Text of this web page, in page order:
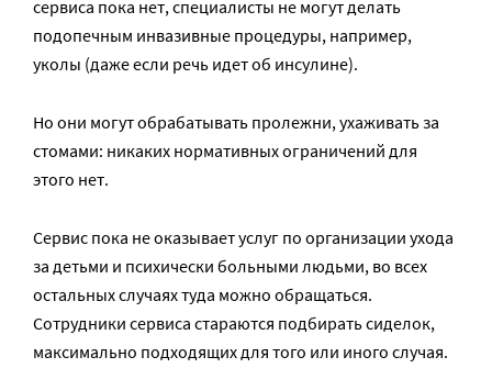
сервиса пока нет, специалисты не могут делать
подопечным инвазивные процедуры, например,
уколы (даже если речь идет об инсулине).
Но они могут обрабатывать пролежни, ухаживать за
стомами: никаких нормативных ограничений для
этого нет.
Сервис пока не оказывает услуг по организации ухода
за детьми и психически больными людьми, во всех
остальных случаях туда можно обращаться.
Сотрудники сервиса стараются подбирать сиделок,
максимально подходящих для того или иного случая.